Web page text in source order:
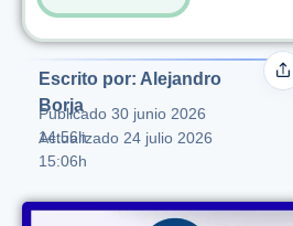
Escrito por: Alejandro
Borja
Publicado 30 junio 2026
14:56h
Actualizado 24 julio 2026
15:06h